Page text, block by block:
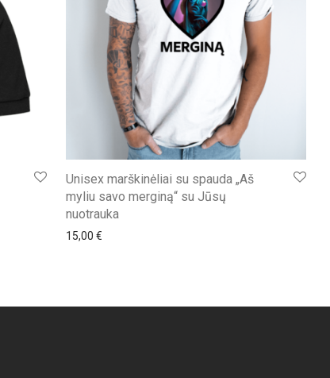
Unisex marškinėliai su spauda „Aš
myliu savo merginą“ su Jūsų
nuotrauka
15,00 €